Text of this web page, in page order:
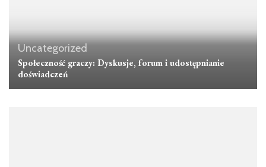
Uncategorized
Społeczność graczy: Dyskusje, forum i udostępnianie
doświadczeń